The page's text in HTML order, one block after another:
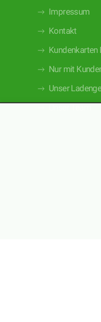
Impressum
Kontakt
Kundenkarten
Nur mit
Unser